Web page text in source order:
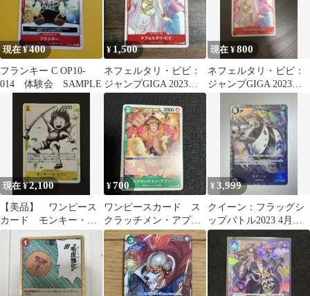
現在 ¥400
フランキー C OP10-
014 体験会 SAMPLE
¥ 1,500
ネフェルタリ・ビビ：
ジャンプGIGA 2023
WINTER付録（2022年
現在 ¥800
ネフェルタリ・ビビ：
ジャンプGIGA 2023
現在 ¥2,100
【美品】 ワンピース
カード モンキー・
D・ルフィ (パラレル)
ST13-014
¥700
ワンピースカード ス
クラッチメン・アプー
C ST02-008 プロモ
¥3,999
クイーン：フラッグシ
ップバトル2023 4月ベ
スト8記念品 C 優勝/入
賞プロ…